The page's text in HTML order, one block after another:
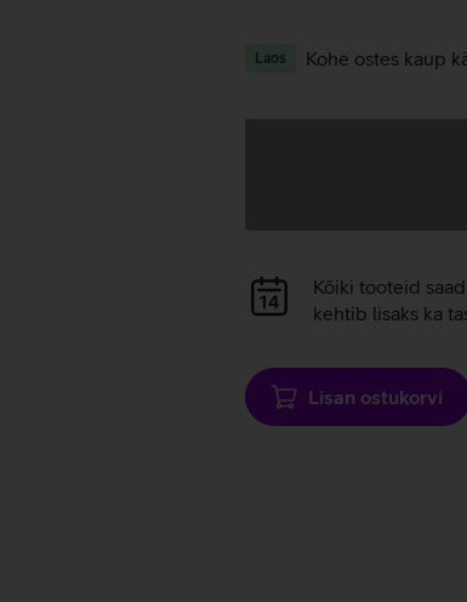
Laos Kohe ostes kaup
Andmete
laadimine
Kõiki tooteid saad
kehtib lisaks ka
Lisan ostukorvi